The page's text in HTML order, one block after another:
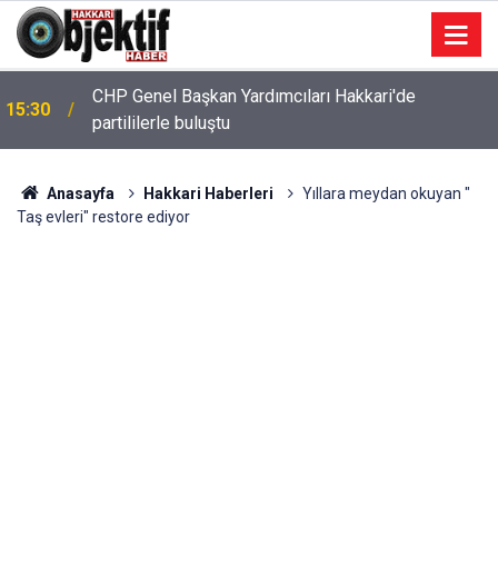
15:30
CHP Genel Başkan Yardımcıları Hakkari'de
partililerle buluştu
Anasayfa Hakkari Haberleri
Yıllara meydan okuyan "
Taş evleri" restore ediyor